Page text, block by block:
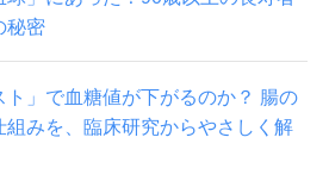
秘密
」で血糖値が下がるのか？ 腸の
みを、臨床研究からやさしく解